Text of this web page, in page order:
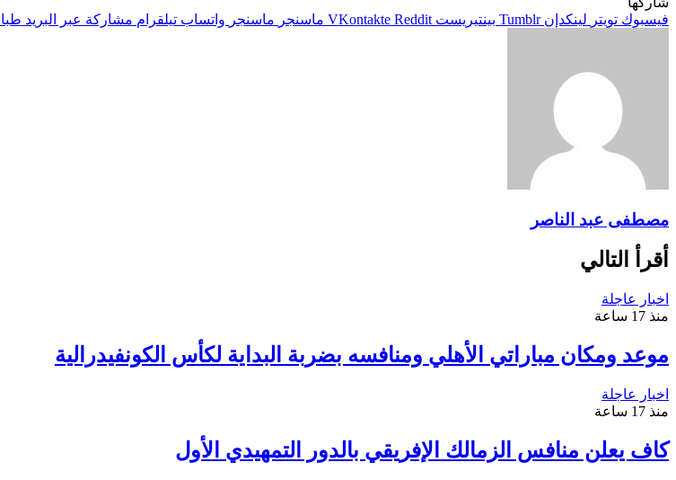
فيسبوك تويتر لينكدإن بينتيريست ماسنجر ماسنجر واتساب تيلقرام مشاركة عبر البريد
مصطفى عبد الناصر
أقرأ التالي
اخبار عاجلة
منذ 17 ساعة
موعد ومكان مباراتي الأهلي ومنافسه بضربة البداية لكأس الكونفيدرالية
اخبار عاجلة
منذ 17 ساعة
كاف يعلن منافس الزمالك الإفريقي بالدور التمهيدي الأول